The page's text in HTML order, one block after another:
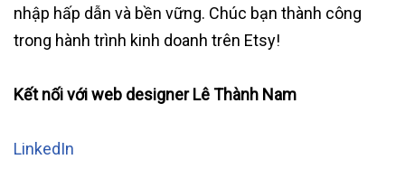
nhập hấp dẫn và bền vững. Chúc bạn thành công
trong hành trình kinh doanh trên Etsy!
Kết nối với web designer Lê Thành Nam
LinkedIn